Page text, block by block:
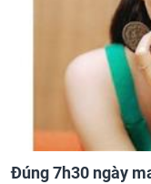
Đúng 7h30 ngày